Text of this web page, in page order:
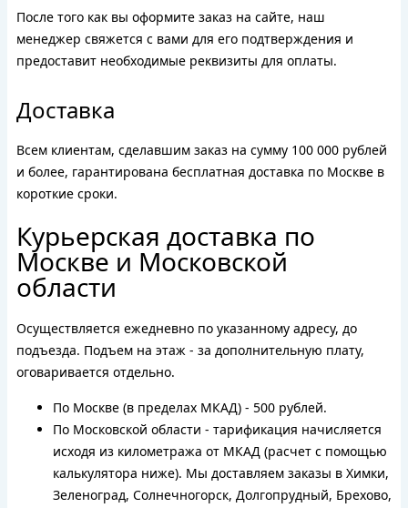
После того как вы оформите заказ на сайте, наш
менеджер свяжется с вами для его подтверждения и
предоставит необходимые реквизиты для оплаты.
Доставка
Всем клиентам, сделавшим заказ на сумму 100 000 рублей
и более, гарантирована бесплатная доставка по Москве в
короткие сроки.
Курьерская доставка по
Москве и Московской
области
Осуществляется ежедневно по указанному адресу, до
подъезда. Подъем на этаж - за дополнительную плату,
оговаривается отдельно.
По Москве (в пределах МКАД) - 500 рублей.
По Московской области - тарификация начисляется
исходя из километража от МКАД (расчет с помощью
калькулятора ниже). Мы доставляем заказы в Химки,
Зеленоград, Солнечногорск, Долгопрудный, Брехово,